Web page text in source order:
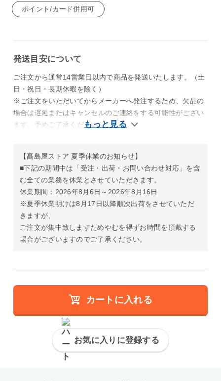
ポイント/カード併用可
発送目安について
ご注文から通常14営業日以内で商品を発送いたします。（土
日・祝日・長期休暇を除く）
※ご注文をいただいてからメーカーへ発注するため、欠品の
場合は遅延またはキャンセルのご連絡をする可能性がござい
ます。予めご了承ください。
【髙島屋ストア 夏季休業のお知らせ】
■下記の期間中は「受注・出荷・お問い合わせ対応」を含
む全ての業務を休業とさせていただきます。
休業期間：2026年8月6日～2026年8月16日
※夏季休業明けは8月17日以降順次出荷をさせていただ
きますが、
ご注文が集中致しますためやむを得ずお時間を頂戴する
場合がございますのでご了承ください。
カートに入れる
お気に入りに登録する